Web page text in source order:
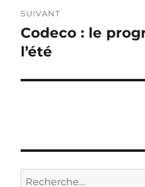
SUIVANT
Publication
suivante :
Codeco : le
l’été
Recherche